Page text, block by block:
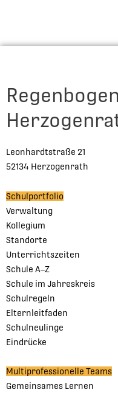
Leonhardtstraße 21
52134 Herzogenrath
Schulportfolio
Verwaltung
Kollegium
Standorte
Unterrichtszeiten
Schule A–Z
Schule im Jahreskreis
Schulregeln
Elternleitfaden
Schulneulinge
Eindrücke
Multiprofessionelle Teams
Gemeinsames Lernen